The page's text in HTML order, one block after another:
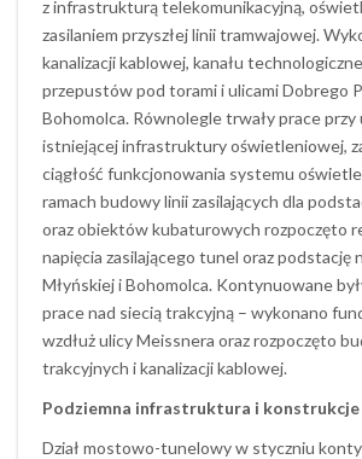
z infrastrukturą telekomunikacyjną,
zasilaniem przyszłej linii tramwajowej.
kanalizacji kablowej, kanału
przepustów pod torami i ulicami Dobrego
Bohomolca. Równolegle trwały prace przy
istniejącej infrastruktury oświetleniowej,
ciągłość funkcjonowania systemu
ramach budowy linii zasilających dla
oraz obiektów kubaturowych rozpoczęto
napięcia zasilającego tunel oraz podstację
Młyńskiej i Bohomolca. Kontynuowane
prace nad siecią trakcyjną – wykonano
wzdłuż ulicy Meissnera oraz rozpoczęto
trakcyjnych i kanalizacji kablowej.
Podziemna infrastruktura i konstrukcje
Dział mostowo-tunelowy w styczniu